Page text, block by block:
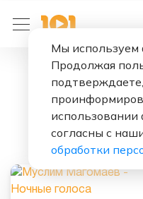
Мы используем
Продолжая
использовании
согласны с
обработки